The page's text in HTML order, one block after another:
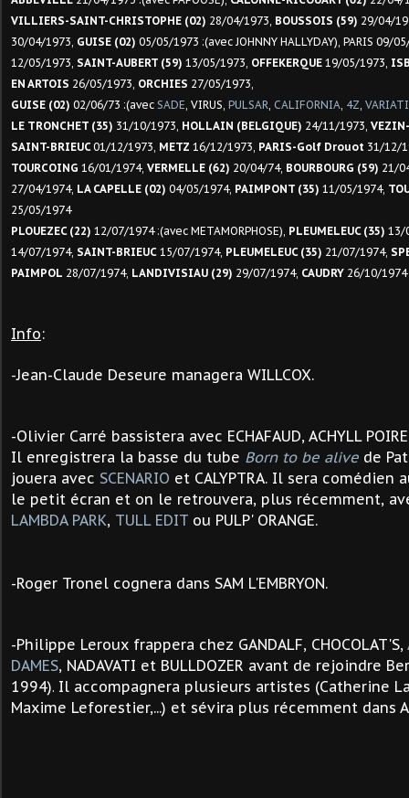
VILLIERS-SAINT-CHRISTOPHE (02) 28/04/1973, BOUSSOIS (59) 29/04/
30/04/1973, GUISE (02) 05/05/1973 :(avec JOHNNY HALLYDAY), PARIS 09/
12/05/1973, SAINT-AUBERT (59) 13/05/1973, OFFEKERQUE 19/05/1973,
EN ARTOIS 26/05/1973, ORCHIES 27/05/1973,
GUISE (02) 02/06/73 :(avec SADE, VIRUS, PULSAR, CALIFORNIA, 4Z,
LE TRONCHET (35) 31/10/1973, HOLLAIN (BELGIQUE) 24/11/1973,
SAINT-BRIEUC01/12/1973, METZ 16/12/1973, PARIS-Golf Drouot 31/12/
TOURCOING 16/01/1974, VERMELLE (62) 20/04/74, BOURBOURG (59) 21/
27/04/1974, LA CAPELLE (02) 04/05/1974, PAIMPONT (35) 11/05/1974,
25/05/1974
PLOUEZEC (22) 12/07/1974 :(avec METAMORPHOSE), PLEUMELEUC (35) 13/
14/07/1974, SAINT-BRIEUC 15/07/1974, PLEUMELEUC (35) 21/07/1974,
PAIMPOL 28/07/1974, LANDIVISIAU (29) 29/07/1974, CAUDRY 26/10/1974
Info:
-Jean-Claude Deseure managera WILLCOX.
-Olivier Carré bassistera avec ECHAFAUD, ACHYLL
Il enregistrera la basse du tube Born to be alive de
jouera avec SCENARIO et CALYPTRA. Il sera comédien
le petit écran et on le retrouvera, plus récemment, avec
LAMBDA PARK, TULL EDIT ou PULP' ORANGE.
-Roger Tronel cognera dans SAM L'EMBRYON.
-Philippe Leroux frappera chez GANDALF, CHOCOLAT'S,
DAMES, NADAVATI et BULLDOZER avant de rejoindre
1994). Il accompagnera plusieurs artistes (Catherine
Maxime Leforestier,...) et sévira plus récemment dans